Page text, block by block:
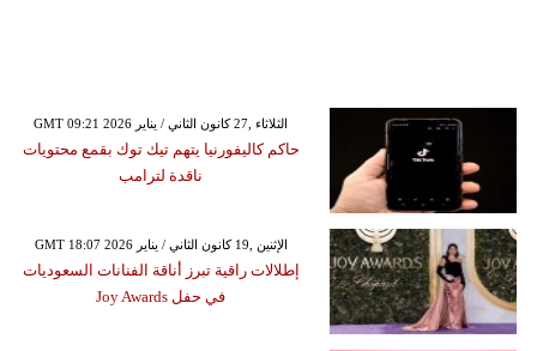
GMT 09:21 2026 الثلاثاء ,27 كانون الثاني / يناير
حاكم كاليفورنيا يتهم تيك توك بقمع محتويات
ناقدة لترامب
GMT 18:07 2026 الإثنين ,19 كانون الثاني / يناير
إطلالات راقية تبرز أناقة الفنانات السعوديات
في حفل Joy Awards